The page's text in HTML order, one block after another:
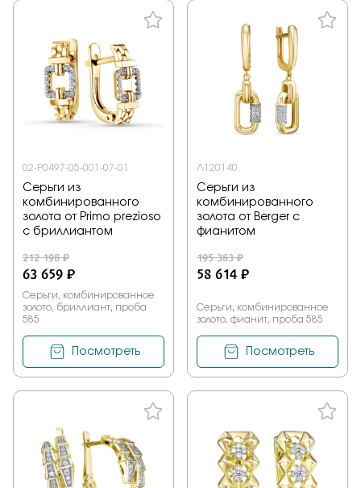
02-P0497-05-001-07-01
Серьги из
комбинированного
золота от Primo prezioso
с бриллиантом
212 198 ₽
63 659 ₽
Серьги, комбинированное
золото, бриллиант, проба
585
Посмотреть
Л120140
Серьги из
комбинированного
золота от Berger с
фианитом
195 383 ₽
58 614 ₽
Серьги, комбинированное
золото, фианит, проба 585
Посмотреть